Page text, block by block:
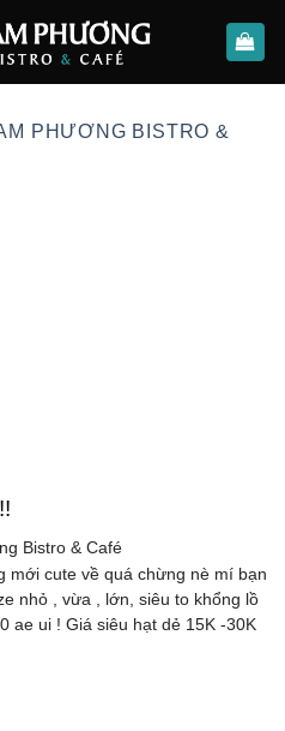
PHƯƠNG BISTRO &
Bistro & Café
mới cute về quá chừng nè mí bạn
nhỏ , vừa , lớn, siêu to khổng lồ
ae ui ! Giá siêu hạt dẻ 15K -30K